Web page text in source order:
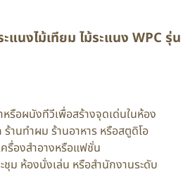
แนงไม้เทียม ไม้ระแนง WPC รุ่น
รือผนังทีวีเพื่อสร้างจุดเด่นในห้อง
านทำผม ร้านอาหาร หรือสตูดิโอ
รื่องสำอางหรือแฟชั่น
ม ห้องนั่งเล่น หรือสำนักงานระดับ